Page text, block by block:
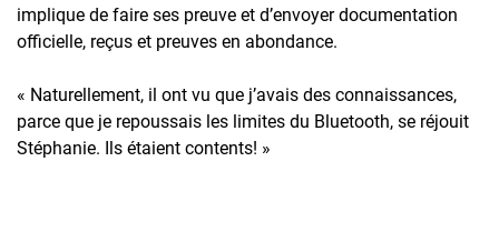
implique de faire ses preuve et d’envoyer documentation
officielle, reçus et preuves en abondance.
« Naturellement, il ont vu que j’avais des connaissances,
parce que je repoussais les limites du Bluetooth, se réjouit
Stéphanie. Ils étaient contents! »